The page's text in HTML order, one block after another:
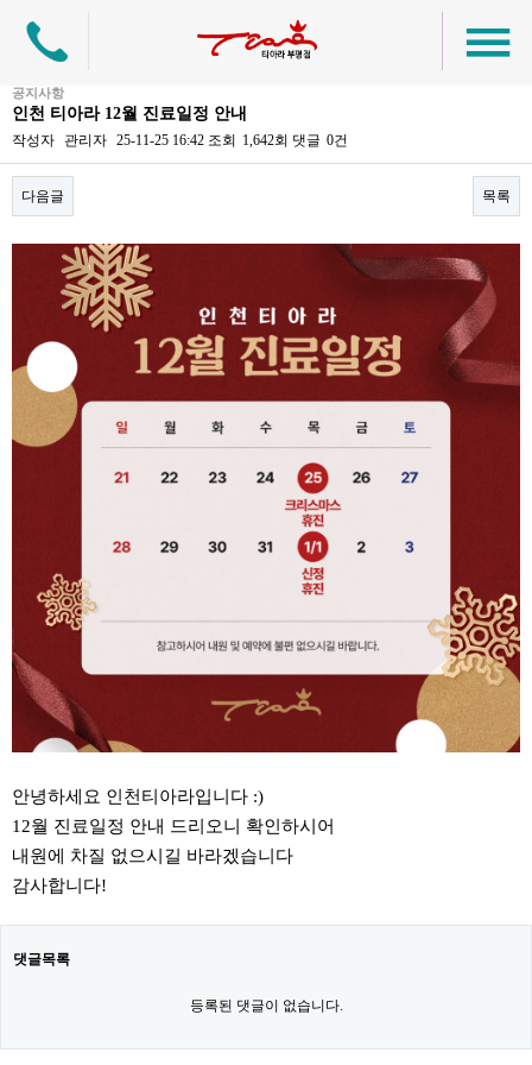
공지사항
인천 티아라 12월 진료일정 안내
작성자 관리자 25-11-25 16:42 조회 1,642회 댓글 0건
다음글 목록
안녕하세요 인천티아라입니다 :)
12월 진료일정 안내 드리오니 확인하시어
내원에 차질 없으시길 바라겠습니다
감사합니다!
댓글목록
등록된 댓글이 없습니다.